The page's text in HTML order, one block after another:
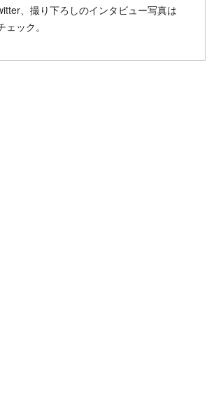
、撮り下ろしのインタビュー写真は
ック。